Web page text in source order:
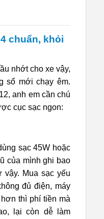
chuẩn, khỏi
nhớt cho xe vậy,
số mới chạy êm.
anh em cần chú
cục sạc ngon:
sạc 45W hoặc
của mình ghi bao
vậy. Mua sạc yếu
đủ điện, máy
thì phí tiền mà
lại còn dễ làm